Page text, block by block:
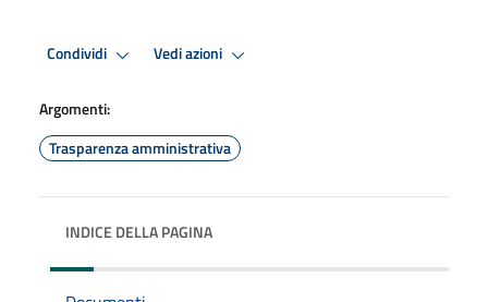
Condividi Vedi azioni
Argomenti:
Trasparenza amministrativa
INDICE DELLA PAGINA